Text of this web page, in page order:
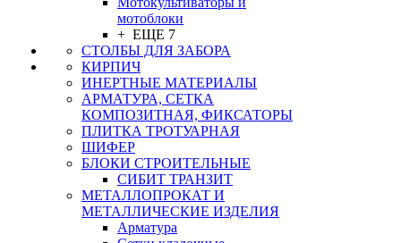
мотоблоки
+ ЕЩЕ 7
СТОЛБЫ ДЛЯ ЗАБОРА
КИРПИЧ
ИНЕРТНЫЕ МАТЕРИАЛЫ
АРМАТУРА, СЕТКА
КОМПОЗИТНАЯ, ФИКСАТОРЫ
ПЛИТКА ТРОТУАРНАЯ
ШИФЕР
БЛОКИ СТРОИТЕЛЬНЫЕ
СИБИТ ТРАНЗИТ
МЕТАЛЛОПРОКАТ И
МЕТАЛЛИЧЕСКИЕ ИЗДЕЛИЯ
Арматура